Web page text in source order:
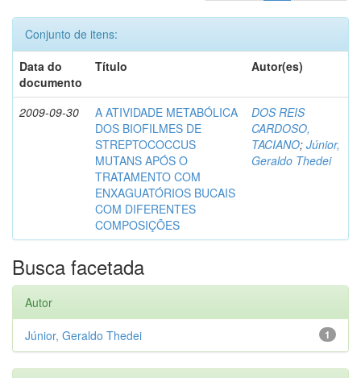
Conjunto de itens:
Data do
documento
Título Autor(es)
2009-09-30
A ATIVIDADE METABÓLICA
DOS BIOFILMES DE
STREPTOCOCCUS
MUTANS APÓS O
TRATAMENTO COM
ENXAGUATÓRIOS BUCAIS
COM DIFERENTES
COMPOSIÇÕES
DOS REIS
CARDOSO,
TACIANO; Júnior,
Geraldo Thedei
Busca facetada
Autor
1
Júnior, Geraldo Thedei